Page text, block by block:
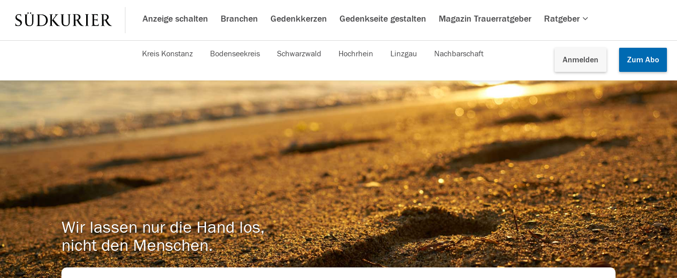
Anzeige schalten Branchen Gedenkkerzen Gedenkseite gestalten Magazin Trauerratgeber Ratgeber
Anmelden Zum Abo
Kreis Konstanz Bodenseekreis Schwarzwald Hochrhein Linzgau Nachbarschaft
Wir lassen nur die Hand los,
nicht den Menschen.